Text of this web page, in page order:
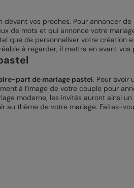
devant vos proches. Pour annoncer
de mots et qui annonce votre
que de personnaliser votre création
à regarder, il mettra en avant vos
part de mariage pastel. Pour avoir
à l’image de votre couple pour
moderne, les invités auront ainsi
au thème de votre mariage. Faites-